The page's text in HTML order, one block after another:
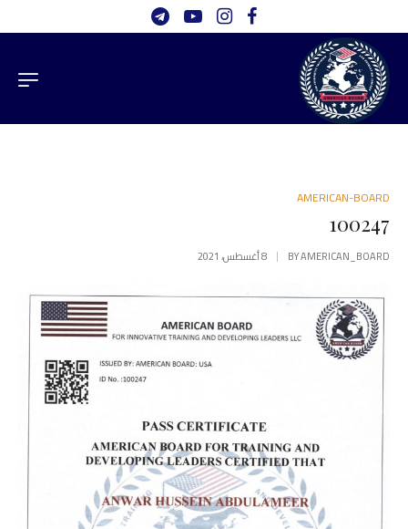
AMERICAN-BOARD
100247
BYAMERICAN_BOARD 8 أغسطس، 2021